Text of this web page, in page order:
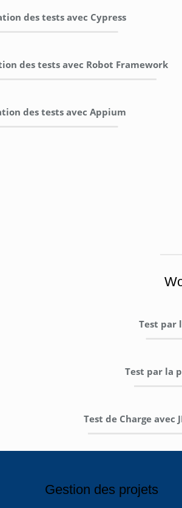
des tests avec Cypress
des tests avec Robot Framework
des tests avec Appium
Test par
Test par la
Test de Charge avec
Gestion des projets